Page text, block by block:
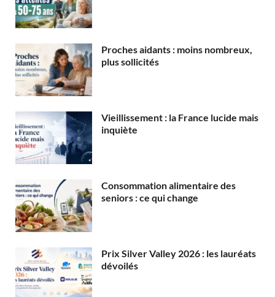
Proches aidants : moins nombreux,
plus sollicités
Vieillissement : la France lucide mais
inquiète
Consommation alimentaire des
seniors : ce qui change
Prix Silver Valley 2026 : les lauréats
dévoilés